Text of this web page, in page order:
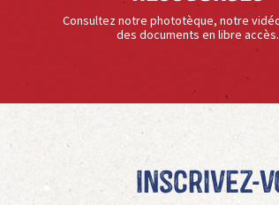
Consultez notre phototèque, notre
des documents en libre accès.
Inscrivez-